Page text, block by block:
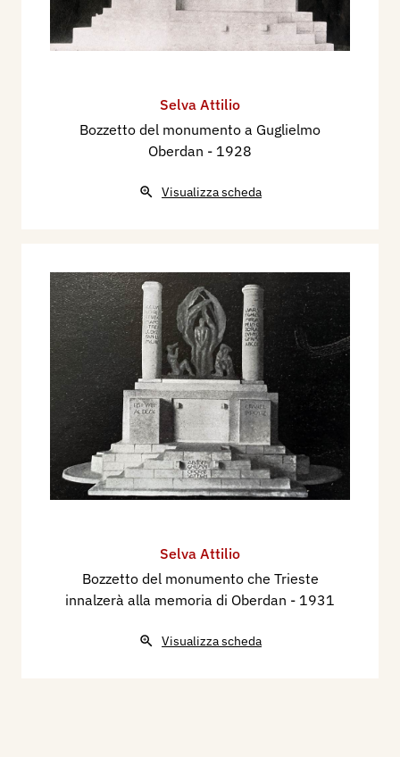
Selva Attilio
Bozzetto del monumento a Guglielmo
Oberdan - 1928
Visualizza scheda
Selva Attilio
Bozzetto del monumento che Trieste
innalzerà alla memoria di Oberdan - 1931
Visualizza scheda